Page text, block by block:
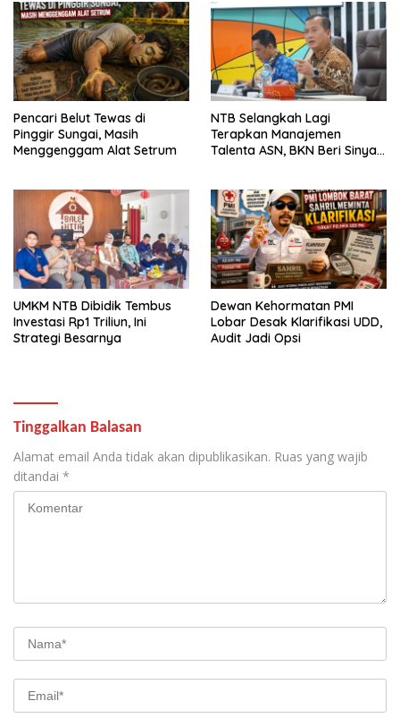
Pencari Belut Tewas di
Pinggir Sungai, Masih
Menggenggam Alat Setrum
NTB Selangkah Lagi
Terapkan Manajemen
Talenta ASN, BKN Beri Sinyal
UMKM NTB Dibidik Tembus
Investasi Rp1 Triliun, Ini
Strategi Besarnya
Dewan Kehormatan PMI
Lobar Desak Klarifikasi UDD,
Audit Jadi Opsi
Tinggalkan Balasan
Alamat email Anda tidak akan dipublikasikan. Ruas yang wajib
ditandai *